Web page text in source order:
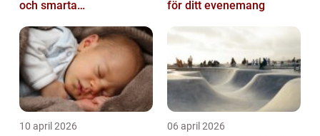
och smarta
för ditt evenemang
10 april 2026 06 april 2026